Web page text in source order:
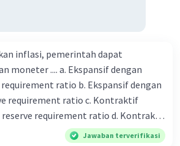
inflasi, pemerintah dapat
moneter .... a. Ekspansif dengan
ratio b. Ekspansif dengan
requirement ratio c. Kontraktif
requirement ratio d. Kontraktif
reserve requirement ratio e.
Jawaban terverifikasi